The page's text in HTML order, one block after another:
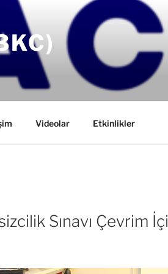
Videolar Etkinlikler
Sınavı Çevrim İçi